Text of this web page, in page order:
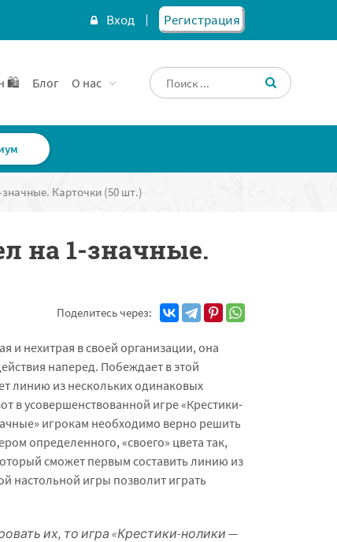
Вход Регистрация
🛍️ Блог О нас
Карточки (50 шт.)
на 1-значные.
Поделитесь через:
и нехитрая в своей организации, она
наперед. Побеждает в этой
линию из нескольких одинаковых
в усовершенствованной игре «Крестики-
игрокам необходимо верно решить
определенного, «своего» цвета так,
сможет первым составить линию из
настольной игры позволит играть
их, то игра «Крестики-нолики —